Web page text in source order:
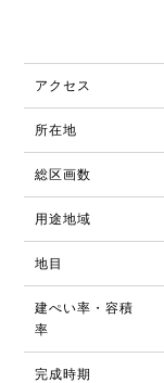
アクセス
所在地
総区画数
用途地域
地目
建ぺい率・容積
率
完成時期